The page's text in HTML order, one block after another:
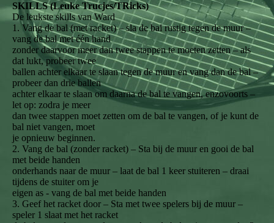
SKILLS (Leuke Trucjes/TRicks)
De leukste skills van Ward
1. Vang de bal (met racket) – sla de bal rustig tegen de muur –
vang de bal met één hand
zonder daarvoor meer dan twee stappen te moeten zetten – als
dat lukt, probeer twee
ballen achter elkaar te slaan tegen de muur en vang dan de bal –
probeer dan drie ballen
achter elkaar te slaan om daarna de bal te vangen, enzovoorts –
let op: zodra je meer
dan twee stappen moet zetten om de bal te vangen, of je kunt de
bal niet vangen, moet
je opnieuw beginnen.
2. Vang de bal (zonder racket) – Sta bij de muur en gooi de bal
met beide handen
onderhands naar de muur – laat de bal 1 keer stuiteren – draai
tijdens de stuiter om je
eigen as - vang de bal met beide handen
3. Geef het racket door – Sta met twee spelers bij de muur –
speler 1 slaat met het racket